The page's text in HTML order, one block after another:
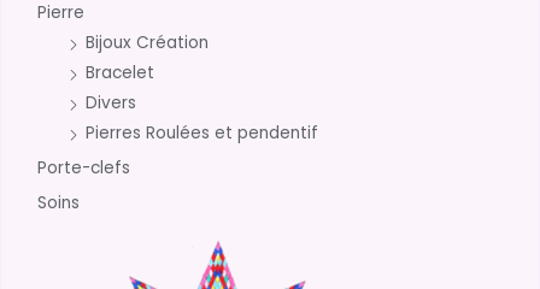
Pierre
Bijoux Création
Bracelet
Divers
Pierres Roulées et pendentif
Porte-clefs
Soins